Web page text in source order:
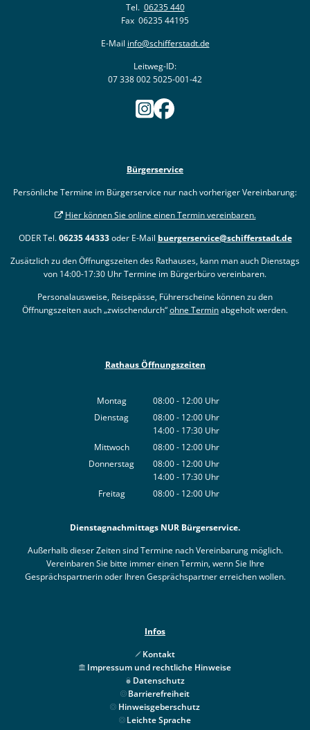
Tel. 06235 440
Fax 06235 44195
E-Mail info@schifferstadt.de
Leitweg-ID:
07 338 002 5025-001-42
Bürgerservice
Persönliche Termine im Bürgerservice nur nach vorheriger Vereinbarung:
Hier können Sie online einen Termin vereinbaren.
ODER Tel.06235 44333oder E-Mail buergerservice@schifferstadt.de
Zusätzlich zu den Öffnungszeiten des Rathauses, kann man auch Dienstags
von 14:00-17:30 Uhr Termine im Bürgerbüro vereinbaren.
Personalausweise, Reisepässe, Führerscheine können zu den
Öffnungszeiten auch „zwischendurch“ohne Terminabgeholt werden.
Rathaus Öffnungszeiten
Montag 08:00- 12:00 Uhr
Von 08:00 bis 12:00 Uhr
Dienstag 08:00- 12:00 Uhr
Von 08:00 bis 12:00 Uhr
14:00- 17:30 Uhr
Von 14:00 bis 17:30 Uhr
Mittwoch 08:00- 12:00 Uhr
Von 08:00 bis 12:00 Uhr
Donnerstag 08:00- 12:00 Uhr
Von 08:00 bis 12:00 Uhr
14:00- 17:30 Uhr
Von 14:00 bis 17:30 Uhr
Freitag 08:00- 12:00 Uhr
Dienstagnachmittags NUR Bürgerservice.
Außerhalb dieser Zeiten sind Termine nach Vereinbarung möglich.
Vereinbaren Sie bitte immer einen Termin, wenn Sie Ihre
Gesprächspartnerin oder Ihren Gesprächspartner erreichen wollen.
Infos
Kontakt
Impressum und rechtliche Hinweise
Datenschutz
Barrierefreiheit
Hinweisgeberschutz
Leichte Sprache